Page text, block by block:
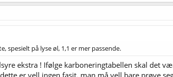
spesielt på lyse øl, 1,1 er mer passende.
ekstra ! Ifølge karboneringtabellen skal det
er vell ingen fasit, man må vell bare prøve